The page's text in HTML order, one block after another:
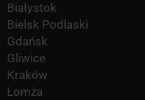
Białystok
Bielsk Podlaski
Gdańsk
Gliwice
Kraków
Łomża